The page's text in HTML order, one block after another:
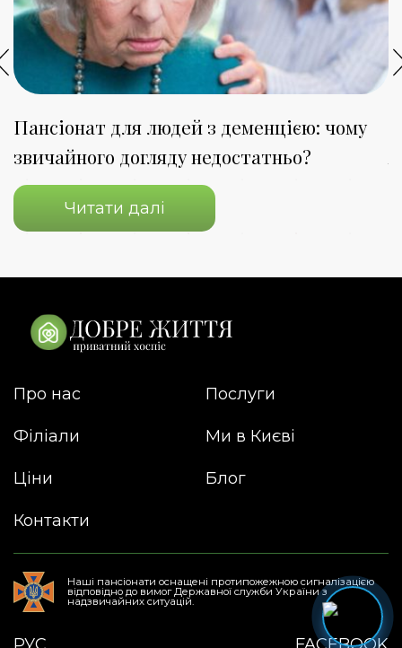
Пансіонат для людей з деменцією: чому
звичайного догляду недостатньо?
Читати далі
Про нас Послуги
Філіали Ми в Києві
Ціни Блог
Контакти
Наші пансіонати оснащені протипожежною сигналізацією
відповідно до вимог Державної служби України з
надзвичайних ситуацій.